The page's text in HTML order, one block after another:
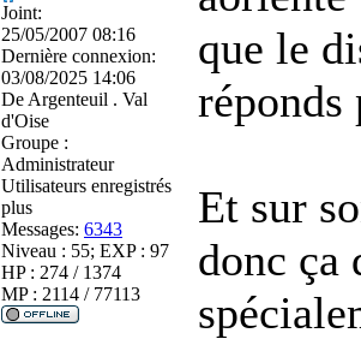
Joint:
25/05/2007 08:16
Dernière connexion:
03/08/2025 14:06
De Argenteuil . Val
d'Oise
Groupe :
Administrateur
Utilisateurs enregistrés
plus
Messages: 6343
Niveau : 55; EXP : 97
HP : 274 / 1374
MP : 2114 / 77113
que le
réponds
Et sur
donc ça